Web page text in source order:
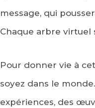
message, qui
Chaque arbre virtuel
Pour donner vie à
soyez dans le
expériences, des